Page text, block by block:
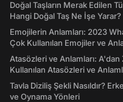
Doğal Taşların Merak Edilen
Hangi Doğal Taş Ne İşe Yarar?
Emojilerin Anlamları: 2023
Çok Kullanılan Emojiler ve
Atasözleri ve Anlamları:
Kullanılan Atasözleri ve
Tavla Diziliş Şekli Nasıldır?
ve Oynama Yönleri